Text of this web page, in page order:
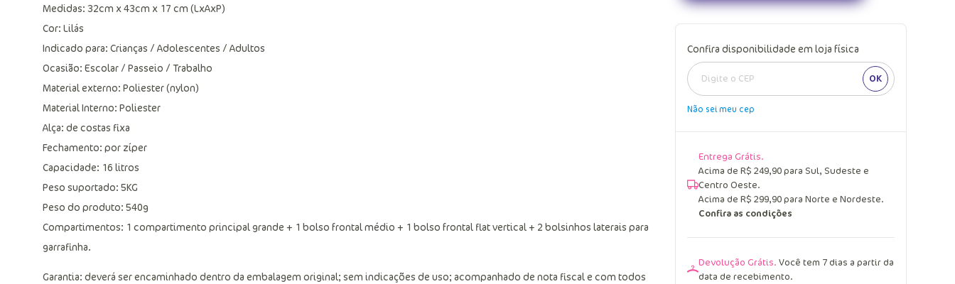
Medidas: 32cm x 43cm x 17 cm (LxAxP)
Cor: Lilás
Indicado para: Crianças / Adolescentes / Adultos
Ocasião: Escolar / Passeio / Trabalho
Material externo: Poliester (nylon)
Material Interno: Poliester
Alça: de costas fixa
Fechamento: por zíper
Capacidade: 16 litros
Peso suportado: 5KG
Peso do produto: 540g
Compartimentos: 1 compartimento principal grande + 1 bolso frontal médio + 1 bolso frontal flat vertical + 2 bolsinhos laterais para
garrafinha.
Garantia: deverá ser encaminhado dentro da embalagem original; sem indicações de uso; acompanhado de nota fiscal e com todos
Confira disponibilidade em loja física
OK
Não sei meu cep
Entrega Grátis.
Acima de R$ 249,90 para Sul, Sudeste e
Centro Oeste.
Acima de R$ 299,90 para Norte e Nordeste.
Confira as condições
Devolução Grátis. Você tem 7 dias a partir da
data de recebimento.